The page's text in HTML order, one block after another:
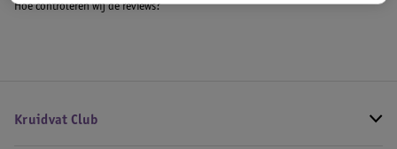
Hoe controleren wij de reviews?
Kruidvat Club